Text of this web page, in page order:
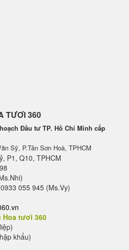
TƯƠI 360
Đầu tư TP. Hồ Chí Minh cấp
Sỹ, P.Tân Sơn Hoà, TPHCM
P1, Q10, TPHCM
055 945 (Ms.Vy)
tươi 360
khẩu)